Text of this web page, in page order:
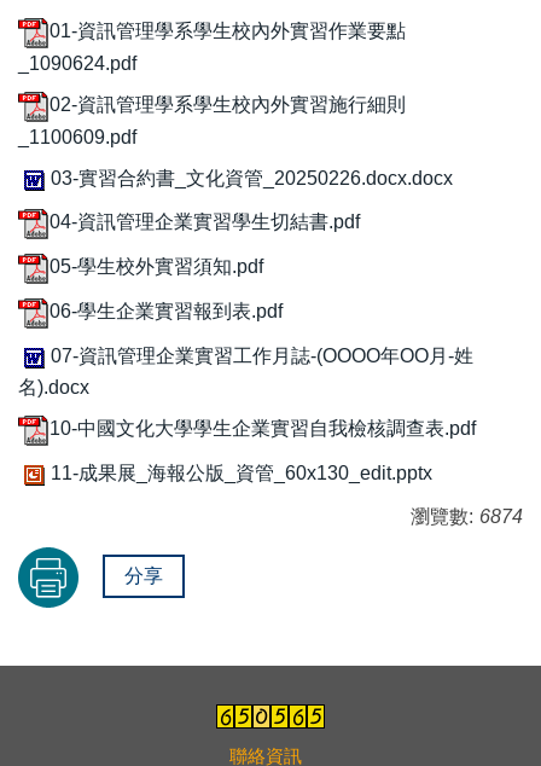
01-資訊管理學系學生校內外實習作業要點
_1090624.pdf
02-資訊管理學系學生校內外實習施行細則
_1100609.pdf
03-實習合約書_文化資管_20250226.docx.docx
04-資訊管理企業實習學生切結書.pdf
05-學生校外實習須知.pdf
06-學生企業實習報到表.pdf
07-資訊管理企業實習工作月誌-(OOOO年OO月-姓
名).docx
10-中國文化大學學生企業實習自我檢核調查表.pdf
11-成果展_海報公版_資管_60x130_edit.pptx
瀏覽數: 6874
分享
聯絡資訊